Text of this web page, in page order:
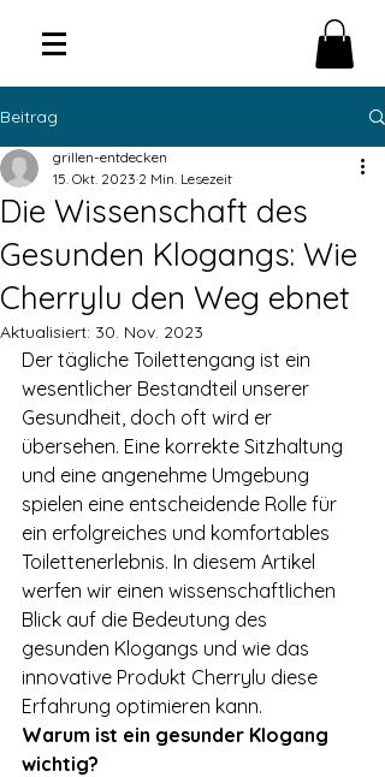
Beitrag
Die Wissenschaft des
Gesunden Klogangs: Wie
Cherrylu den Weg ebnet
grillen-entdecken
15. Okt. 2023 2 Min. Lesezeit
Aktualisiert: 30. Nov. 2023
Der tägliche Toilettengang ist ein
wesentlicher Bestandteil unserer
Gesundheit, doch oft wird er
übersehen. Eine korrekte Sitzhaltung
und eine angenehme Umgebung
spielen eine entscheidende Rolle für
ein erfolgreiches und komfortables
Toilettenerlebnis. In diesem Artikel
werfen wir einen wissenschaftlichen
Blick auf die Bedeutung des
gesunden Klogangs und wie das
innovative Produkt Cherrylu diese
Erfahrung optimieren kann.
Warum ist ein gesunder Klogang
wichtig?